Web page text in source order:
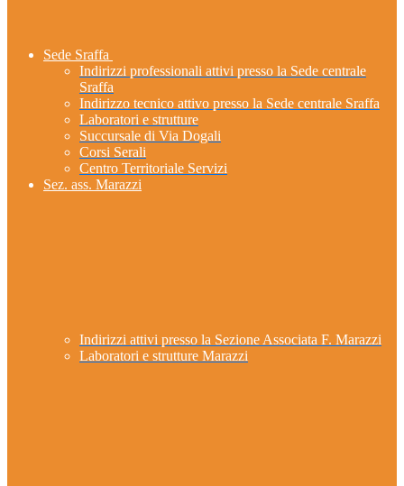
Sede Sraffa
Indirizzi professionali attivi presso la Sede centrale
Sraffa
Indirizzo tecnico attivo presso la Sede centrale Sraffa
Laboratori e strutture
Succursale di Via Dogali
Corsi Serali
Centro Territoriale Servizi
Sez. ass. Marazzi
Indirizzi attivi presso la Sezione Associata F. Marazzi
Laboratori e strutture Marazzi